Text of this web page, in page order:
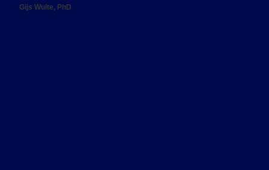
Gijs Wuite, PhD